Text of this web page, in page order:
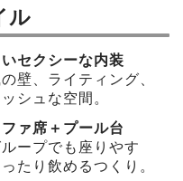
ル
セクシーな内装
壁、ライティング、
シュな空間。
ァ席＋プール台
ープでも座りやす
たり飲めるつくり。